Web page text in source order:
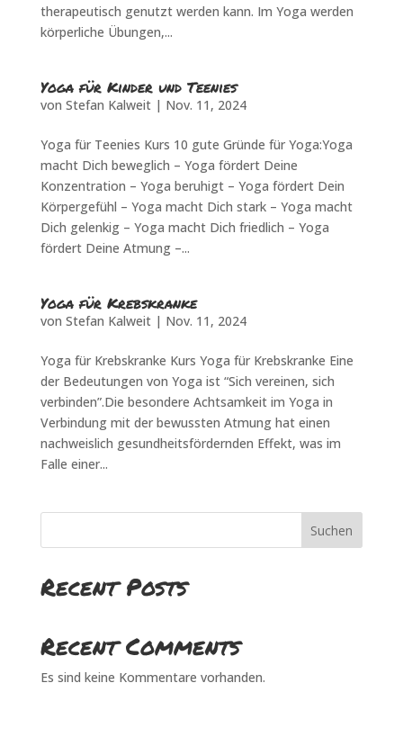
therapeutisch genutzt werden kann. Im Yoga werden
körperliche Übungen,...
Yoga für Kinder und Teenies
von Stefan Kalweit| Nov. 11, 2024
Yoga für Teenies Kurs 10 gute Gründe für Yoga:Yoga
macht Dich beweglich – Yoga fördert Deine
Konzentration – Yoga beruhigt – Yoga fördert Dein
Körpergefühl – Yoga macht Dich stark – Yoga macht
Dich gelenkig – Yoga macht Dich friedlich – Yoga
fördert Deine Atmung –...
Yoga für Krebskranke
von Stefan Kalweit| Nov. 11, 2024
Yoga für Krebskranke Kurs Yoga für Krebskranke Eine
der Bedeutungen von Yoga ist “Sich vereinen, sich
verbinden”.Die besondere Achtsamkeit im Yoga in
Verbindung mit der bewussten Atmung hat einen
nachweislich gesundheitsfördernden Effekt, was im
Falle einer...
Suchen
Recent Posts
Recent Comments
Es sind keine Kommentare vorhanden.